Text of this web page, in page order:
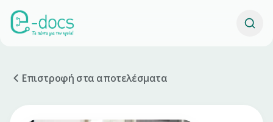
Επιστροφή στα αποτελέσματα